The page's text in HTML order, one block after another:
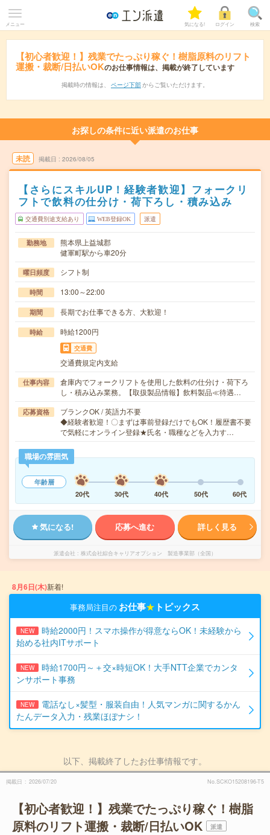
メニュー 気になる! ログイン 検索
【初心者歓迎！】残業でたっぷり稼ぐ！樹脂原料のリフト
運搬・裁断/日払いOKのお仕事情報は、掲載が終了しています
掲載時の情報は、 ページ下部 からご覧いただけます。
お探しの条件に近い派遣のお仕事
未読 掲載日 2026/08/05
【さらにスキルUP！経験者歓迎】フォークリ
フトで飲料の仕分け・荷下ろし・積み込み
交通費別途支給あり WEB登録OK 派遣
勤務地
熊本県上益城郡
健軍町駅から車20分
曜日頻度 シフト制
時間 13:00～22:00
期間 長期でお仕事できる方、大歓迎！
時給 時給1200円
交通費
交通費規定内支給
仕事内容
倉庫内でフォークリフトを使用した飲料の仕分け・荷下ろ
し・積み込み業務。【取扱製品情報】飲料製品≪待遇…
応募資格
ブランクOK / 英語力不要
◆経験者歓迎！〇まずは事前登録だけでもOK！履歴書不要
で気軽にオンライン登録★氏名・職種などを入力す…
職場の雰囲気
年齢層
20代
30代 40代 50代 60代
気になる! 応募へ進む 詳しく見る
派遣会社 株式会社綜合キャリアオプション 製造事業部（全国）
8月6日(木)新着!
事務局注目の お仕事★ トピックス
NEW
時給2000円！スマホ操作が得意ならOK！未経験から
始める社内ITサポート
NEW
時給1700円～＋交×時短OK！大手NTT企業でカンタ
ンサポート事務
NEW
電話なし×髪型・服装自由！人気マンガに関するかん
たんデータ入力・残業ほぼナシ！
以下、掲載終了したお仕事情報です。
掲載日 2026/07/20 No.SCKO15208196-T5
【初心者歓迎！】残業でたっぷり稼ぐ！樹脂
原料のリフト運搬・裁断/日払いOK
派遣